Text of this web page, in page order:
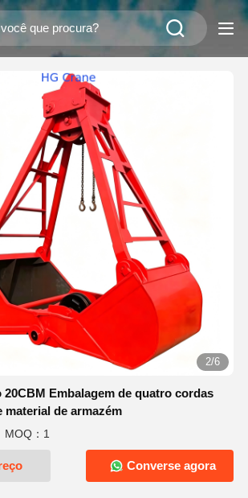
2/6
Embalagem de quatro cordas
material de armazém
MOQ：1
Converse agora